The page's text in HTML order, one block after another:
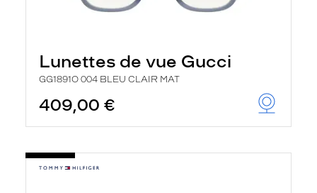
Lunettes de vue Gucci
GG1891O 004 BLEU CLAIR MAT
409,00 €